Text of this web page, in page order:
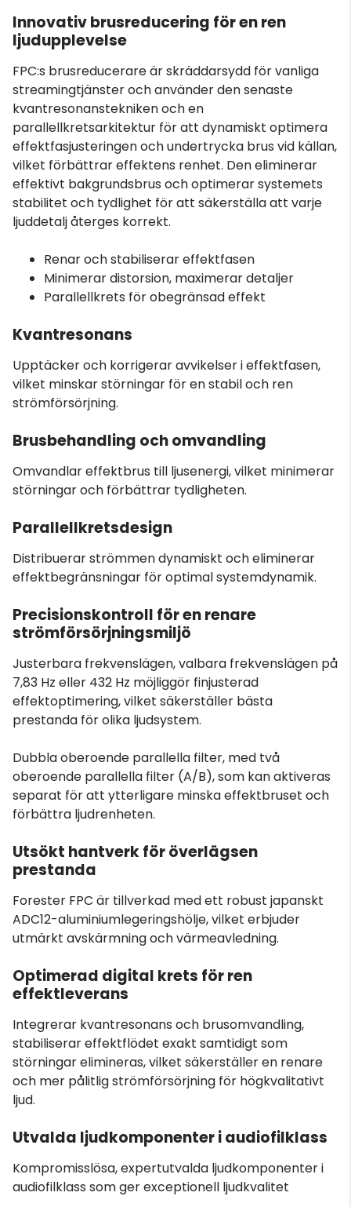
Innovativ brusreducering för en ren
ljudupplevelse
FPC:s brusreducerare är skräddarsydd för vanliga
streamingtjänster och använder den senaste
kvantresonanstekniken och en
parallellkretsarkitektur för att dynamiskt optimera
effektfasjusteringen och undertrycka brus vid källan,
vilket förbättrar effektens renhet. Den eliminerar
effektivt bakgrundsbrus och optimerar systemets
stabilitet och tydlighet för att säkerställa att varje
ljuddetalj återges korrekt.
Renar och stabiliserar effektfasen
Minimerar distorsion, maximerar detaljer
Parallellkrets för obegränsad effekt
Kvantresonans
Upptäcker och korrigerar avvikelser i effektfasen,
vilket minskar störningar för en stabil och ren
strömförsörjning.
Brusbehandling och omvandling
Omvandlar effektbrus till ljusenergi, vilket minimerar
störningar och förbättrar tydligheten.
Parallellkretsdesign
Distribuerar strömmen dynamiskt och eliminerar
effektbegränsningar för optimal systemdynamik.
Precisionskontroll för en renare
strömförsörjningsmiljö
Justerbara frekvenslägen, valbara frekvenslägen på
7,83 Hz eller 432 Hz möjliggör finjusterad
effektoptimering, vilket säkerställer bästa
prestanda för olika ljudsystem.
Dubbla oberoende parallella filter, med två
oberoende parallella filter (A/B), som kan aktiveras
separat för att ytterligare minska effektbruset och
förbättra ljudrenheten.
Utsökt hantverk för överlägsen
prestanda
Forester FPC är tillverkad med ett robust japanskt
ADC12-aluminiumlegeringshölje, vilket erbjuder
utmärkt avskärmning och värmeavledning.
Optimerad digital krets för ren
effektleverans
Integrerar kvantresonans och brusomvandling,
stabiliserar effektflödet exakt samtidigt som
störningar elimineras, vilket säkerställer en renare
och mer pålitlig strömförsörjning för högkvalitativt
ljud.
Utvalda ljudkomponenter i audiofilklass
Kompromisslösa, expertutvalda ljudkomponenter i
audiofilklass som ger exceptionell ljudkvalitet